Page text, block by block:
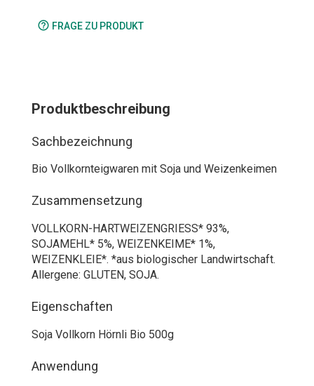
help_outline FRAGE ZU PRODUKT
Produktbeschreibung
Sachbezeichnung
Bio Vollkornteigwaren mit Soja und Weizenkeimen
Zusammensetzung
VOLLKORN-HARTWEIZENGRIESS* 93%,
SOJAMEHL* 5%, WEIZENKEIME* 1%,
WEIZENKLEIE*. *aus biologischer Landwirtschaft.
Allergene: GLUTEN, SOJA.
Eigenschaften
Soja Vollkorn Hörnli Bio 500g
Anwendung